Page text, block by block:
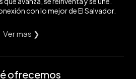
con lo mejor de El Salvador.
Ver mas ❯
ofrecemos